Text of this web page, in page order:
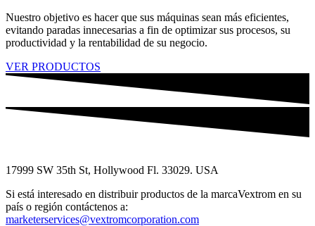
Nuestro objetivo es hacer que sus máquinas sean más eficientes,
evitando paradas innecesarias a fin de optimizar sus procesos, su
productividad y la rentabilidad de su negocio.
VER PRODUCTOS
17999 SW 35th St, Hollywood Fl. 33029. USA
Si está interesado en distribuir productos de la marcaVextrom en su
país o región contáctenos a:
marketerservices@vextromcorporation.com